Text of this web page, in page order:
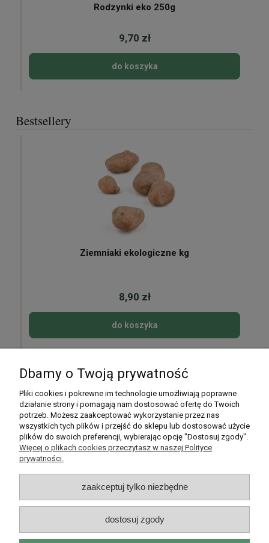
Rodzynki eko 250g
9,70 zł
do koszyka
Bestsellery
Ziemniaki ekologiczne kg
8,90 zł
do koszyka
Moje konto
Płatności i dostawa
Informacje
O nas
Dbamy o Twoją prywatność
Pliki cookies i pokrewne im technologie umożliwiają poprawne
działanie strony i pomagają nam dostosować ofertę do Twoich
potrzeb. Możesz zaakceptować wykorzystanie przez nas
wszystkich tych plików i przejść do sklepu lub dostosować użycie
plików do swoich preferencji, wybierając opcję "Dostosuj zgody".
Więcej o plikach cookies przeczytasz w naszej Polityce
prywatności.
zaakceptuj tylko niezbędne
dostosuj zgody